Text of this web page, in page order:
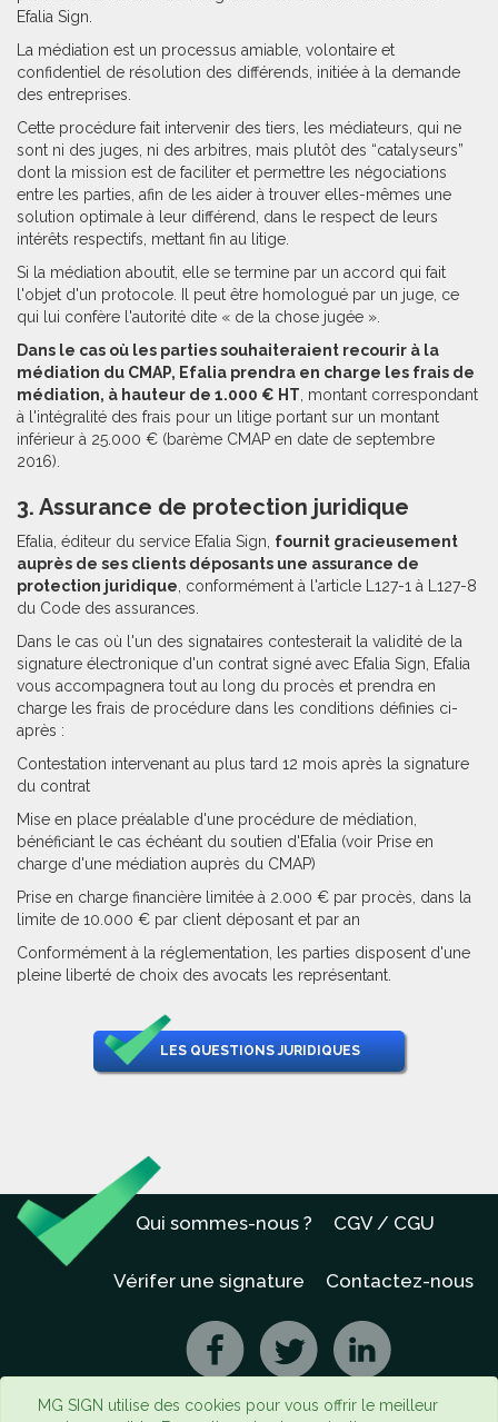
Efalia Sign.
La médiation est un processus amiable, volontaire et
confidentiel de résolution des différends, initiée à la demande
des entreprises.
Cette procédure fait intervenir des tiers, les médiateurs, qui ne
sont ni des juges, ni des arbitres, mais plutôt des “catalyseurs”
dont la mission est de faciliter et permettre les négociations
entre les parties, afin de les aider à trouver elles-mêmes une
solution optimale à leur différend, dans le respect de leurs
intérêts respectifs, mettant fin au litige.
Si la médiation aboutit, elle se termine par un accord qui fait
l'objet d'un protocole. Il peut être homologué par un juge, ce
qui lui confère l'autorité dite « de la chose jugée ».
Dans le cas où les parties souhaiteraient recourir à la
médiation du CMAP, Efalia prendra en charge les frais de
médiation, à hauteur de 1.000 € HT , montant correspondant
à l'intégralité des frais pour un litige portant sur un montant
inférieur à 25.000 € (barème CMAP en date de septembre
2016).
3. Assurance de protection juridique
Efalia, éditeur du service Efalia Sign, fournit gracieusement
auprès de ses clients déposants une assurance de
protection juridique , conformément à l'article L127-1 à L127-8
du Code des assurances.
Dans le cas où l'un des signataires contesterait la validité de la
signature électronique d'un contrat signé avec Efalia Sign, Efalia
vous accompagnera tout au long du procès et prendra en
charge les frais de procédure dans les conditions définies ci-
après :
Contestation intervenant au plus tard 12 mois après la signature
du contrat
Mise en place préalable d'une procédure de médiation,
bénéficiant le cas échéant du soutien d'Efalia (voir Prise en
charge d'une médiation auprès du CMAP)
Prise en charge financière limitée à 2.000 € par procès, dans la
limite de 10.000 € par client déposant et par an
Conformément à la réglementation, les parties disposent d'une
pleine liberté de choix des avocats les représentant.
LES QUESTIONS JURIDIQUES
Qui sommes-nous ? CGV / CGU
Vérifer une signature Contactez-nous
MG SIGN utilise des cookies pour vous offrir le meilleur